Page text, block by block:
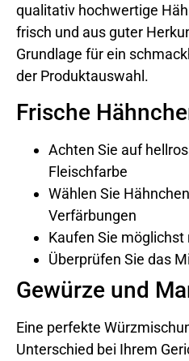
qualitativ hochwertige
frisch und aus guter
Grundlage für ein
der Produktauswahl.
Frische
Achten Sie auf
Fleischfarbe
Wählen Sie
Verfärbungen
Kaufen Sie
Überprüfen Sie das
Gewürze und
Eine perfekte
Unterschied bei Ihrem